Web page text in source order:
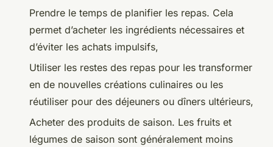
Prendre le temps de planifier les repas. Cela
permet d’acheter les ingrédients nécessaires et
d’éviter les achats impulsifs,
Utiliser les restes des repas pour les transformer
en de nouvelles créations culinaires ou les
réutiliser pour des déjeuners ou dîners ultérieurs,
Acheter des produits de saison. Les fruits et
légumes de saison sont généralement moins